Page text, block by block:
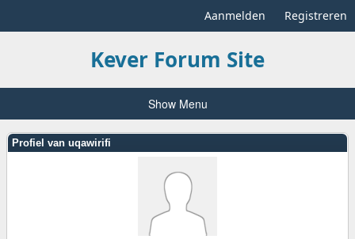
Aanmelden Registreren
Kever Forum Site
Show Menu
Profiel van uqawirifi